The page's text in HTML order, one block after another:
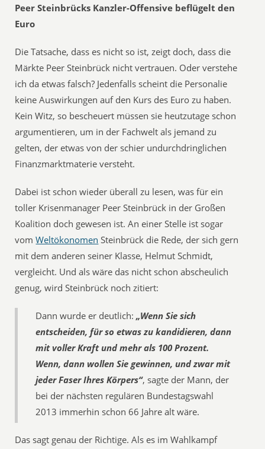
Peer Steinbrücks Kanzler-Offensive beflügelt den
Euro
Die Tatsache, dass es nicht so ist, zeigt doch, dass die
Märkte Peer Steinbrück nicht vertrauen. Oder verstehe
ich da etwas falsch? Jedenfalls scheint die Personalie
keine Auswirkungen auf den Kurs des Euro zu haben.
Kein Witz, so bescheuert müssen sie heutzutage schon
argumentieren, um in der Fachwelt als jemand zu
gelten, der etwas von der schier undurchdringlichen
Finanzmarktmaterie versteht.
Dabei ist schon wieder überall zu lesen, was für ein
toller Krisenmanager Peer Steinbrück in der Großen
Koalition doch gewesen ist. An einer Stelle ist sogar
vomWeltökonomen Steinbrück die Rede, der sich gern
mit dem anderen seiner Klasse, Helmut Schmidt,
vergleicht. Und als wäre das nicht schon abscheulich
genug, wird Steinbrück noch zitiert:
Dann wurde er deutlich:„Wenn Sie sich
entscheiden, für so etwas zu kandidieren, dann
mit voller Kraft und mehr als 100 Prozent.
Wenn, dann wollen Sie gewinnen, und zwar mit
jeder Faser Ihres Körpers“, sagte der Mann, der
bei der nächsten regulären Bundestagswahl
2013 immerhin schon 66 Jahre alt wäre.
Das sagt genau der Richtige. Als es im Wahlkampf